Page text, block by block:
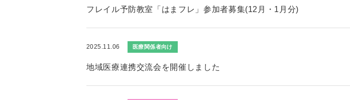
フレイル予防教室「はまフレ」参加者募集(12月・1月分)
2025.11.06 医療関係者向け
地域医療連携交流会を開催しました